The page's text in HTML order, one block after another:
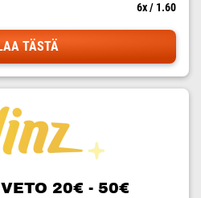
6x / 1.60
TÄSTÄ
20€ - 50€